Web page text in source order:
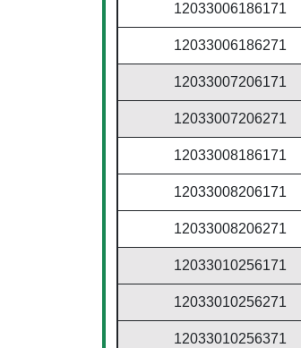
12033006186171
12033006186271
12033007206171
12033007206271
12033008186171
12033008206171
12033008206271
12033010256171
12033010256271
12033010256371